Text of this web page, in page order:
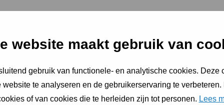
website maakt gebruik van
gebruik van functionele- en analytische cookies. Deze
website te analyseren en de gebruikerservaring te
of van cookies die te herleiden zijn tot personen. Lees
toekomst. Dit begint met vaardig bewegen op (heel)
en basisonderwijs en de sport- en
en initiatieven die aantoonbaar bijdragen aan
van 0 tot 12 jaar zijn welkom.
(opgave 3).
bij jongeren (opgave 4).